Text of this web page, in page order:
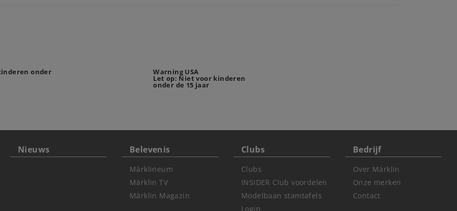
onder Warning USA
Let op: Niet voor kinderen
onder de 15 jaar
Nieuws Belevenis
Märklineum
Märklin TV
Märklin Magazin
Clubs
Clubs
INSIDER Club voordelen
Modelbaan stamtafels
Login
Bedrijf
Over Märklin
Onze merken
Contact